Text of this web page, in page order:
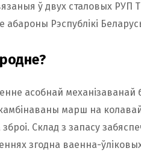
ў двух сталовых РУП
абароны Рэспублікі
асобнай
марш на колавай
Склад з запасу
згодна ваенна-